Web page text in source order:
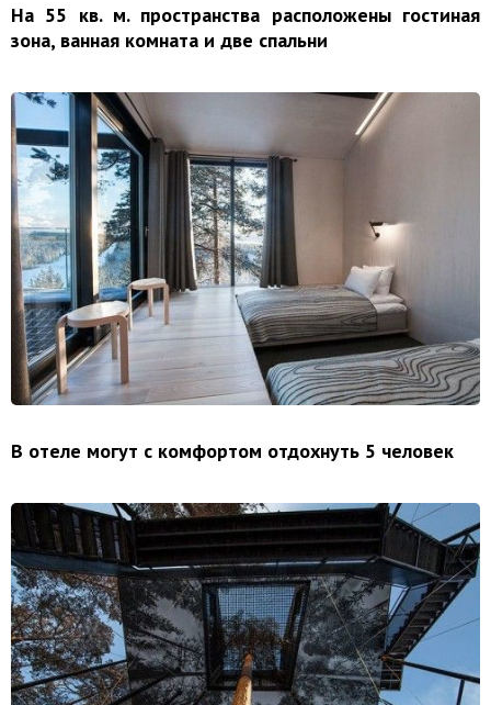
На 55 кв. м. пространства расположены гостиная
зона, ванная комната и две спальни
В отеле могут с комфортом отдохнуть 5 человек